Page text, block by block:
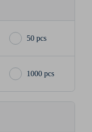
50 pcs
1000 pcs